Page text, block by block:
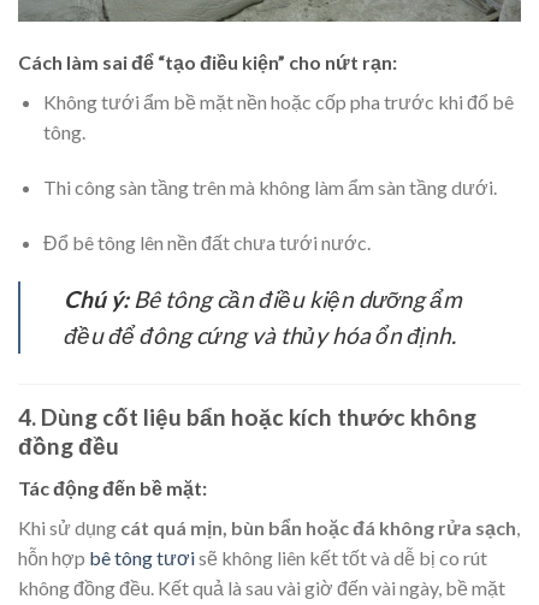
Cách làm sai để “tạo điều kiện” cho nứt rạn:
Không tưới ẩm bề mặt nền hoặc cốp pha trước khi đổ bê
tông.
Thi công sàn tầng trên mà không làm ẩm sàn tầng dưới.
Đổ bê tông lên nền đất chưa tưới nước.
Chú ý:Bê tông cần điều kiện dưỡng ẩm
đều để đông cứng và thủy hóa ổn định.
4. Dùng cốt liệu bẩn hoặc kích thước không
đồng đều
Tác động đến bề mặt:
Khi sử dụng cát quá mịn, bùn bẩn hoặc đá không rửa sạch,
hỗn hợp bê tông tươisẽ không liên kết tốt và dễ bị co rút
không đồng đều. Kết quả là sau vài giờ đến vài ngày, bề mặt